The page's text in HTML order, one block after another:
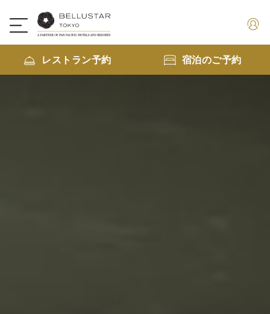
レストラン予約 宿泊のご予約